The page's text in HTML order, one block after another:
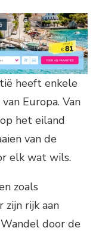
heeft enkele
Europa. Van
het eiland
van de
elk wat wils.
zoals
zijn rijk aan
door de